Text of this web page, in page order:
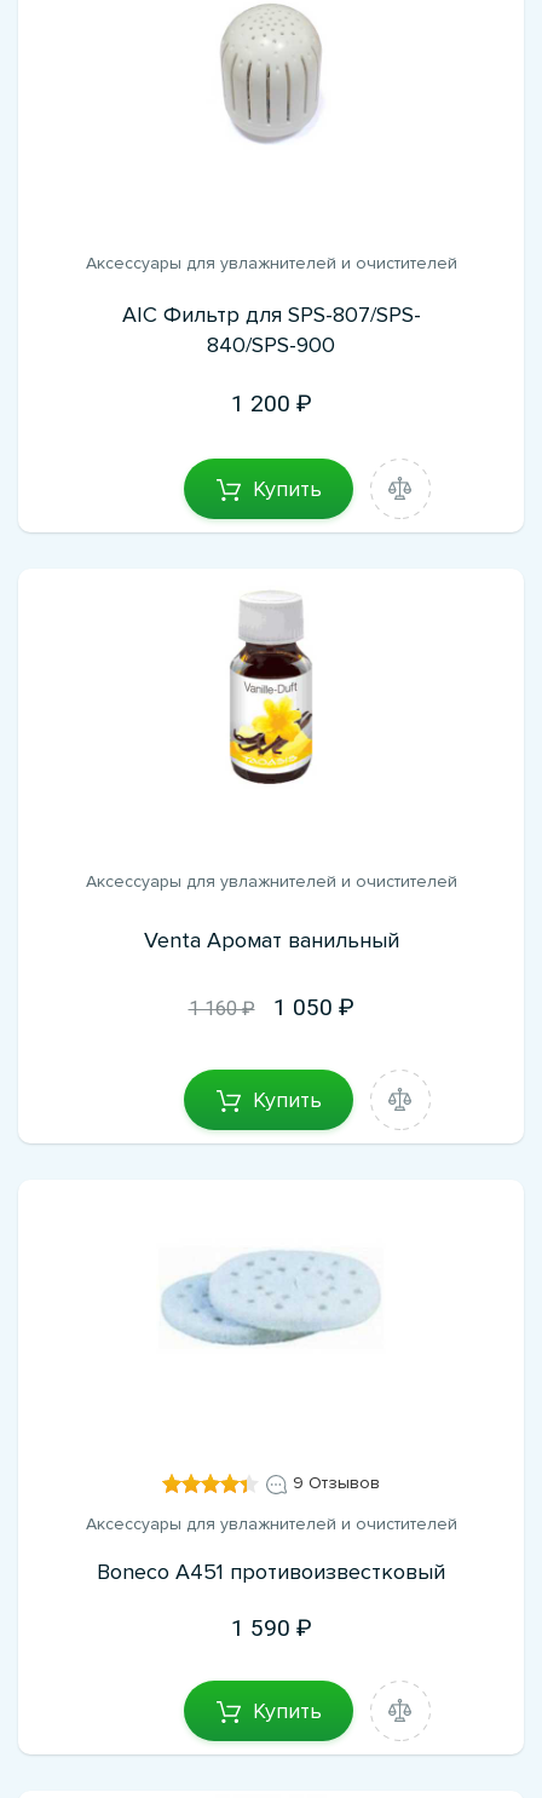
Аксессуары для увлажнителей и очистителей
AIC Фильтр для SPS-807/SPS-
840/SPS-900
1 200
Купить
Аксессуары для увлажнителей и очистителей
Venta Аромат ванильный
1 160 ₽ 1 050
Купить
9 Отзывов
Аксессуары для увлажнителей и очистителей
Boneco A451 противоизвестковый
1 590
Купить